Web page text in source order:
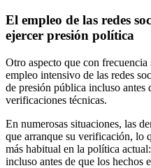
El empleo de las redes
ejercer presión política
Otro aspecto que con frecuencia
empleo intensivo de las redes
de presión pública incluso antes
verificaciones técnicas.
En numerosas situaciones, las
que arranque su verificación, lo
más habitual en la política
incluso antes de que los hechos